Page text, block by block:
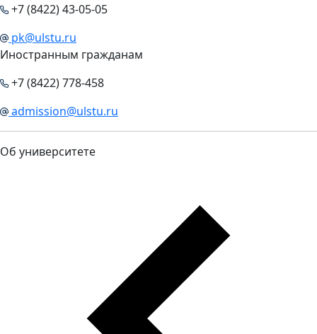
+7 (8422) 43-05-05
pk@ulstu.ru
Иностранным гражданам
+7 (8422) 778-458
admission@ulstu.ru
Об университете